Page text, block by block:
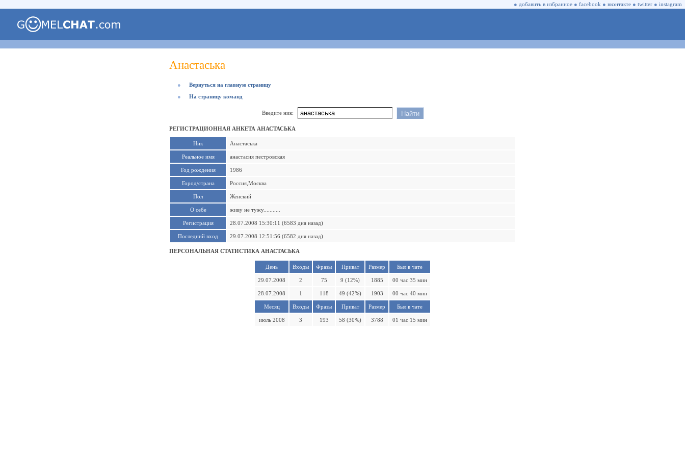
● добавить в избранное ● facebook ● вконтакте ● twitter ● instagram
Анастаська
●
Вернуться на главную страницу
●
На страницу команд
Введите ник:
РЕГИСТРАЦИОННАЯ АНКЕТА АНАСТАСЬКА
Ник Анастаська
Реальное имя анастасия пестровская
Год рождения 1986
Город/страна Россия,Москва
Пол Женский
О себе живу не тужу...........
Регистрация 28.07.2008 15:30:11 (6583 дня назад)
Последний вход 29.07.2008 12:51:56 (6582 дня назад)
ПЕРСОНАЛЬНАЯ СТАТИСТИКА АНАСТАСЬКА
День Входы Фразы Приват Размер Был в чате
29.07.2008 2 75 9 (12%) 1885 00 час 35 мин
28.07.2008 1 118 49 (42%) 1903 00 час 40 мин
Месяц Входы Фразы Приват Размер Был в чате
июль 2008 3 193 58 (30%) 3788 01 час 15 мин